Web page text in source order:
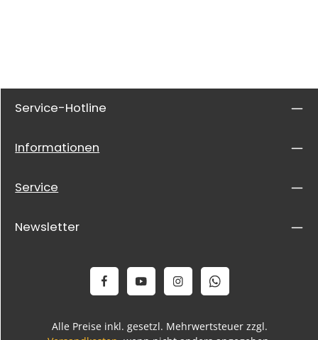
Service-Hotline
Informationen
Service
Newsletter
Alle Preise inkl. gesetzl. Mehrwertsteuer zzgl.